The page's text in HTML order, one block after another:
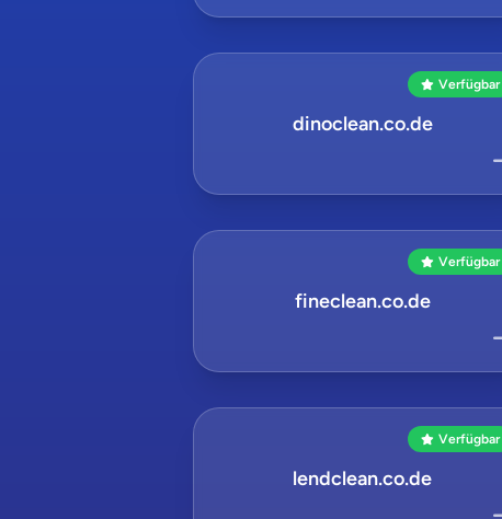
Verfügbar
dinoclean.co.de
Verfügbar
fineclean.co.de
Verfügbar
lendclean.co.de